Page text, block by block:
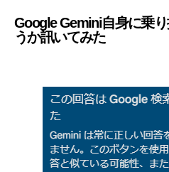
Google Gemini自身に乗
うか訊いてみた